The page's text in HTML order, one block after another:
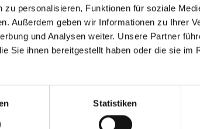
personalisieren, Funktionen für soziale
Außerdem geben wir Informationen zu Ihrer
und Analysen weiter. Unsere Partner
Sie ihnen bereitgestellt haben oder die sie im
Statistiken
Breite in centimeter